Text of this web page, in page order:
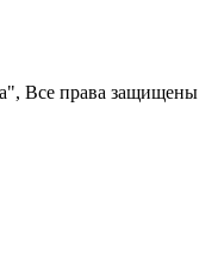
Все права защищены